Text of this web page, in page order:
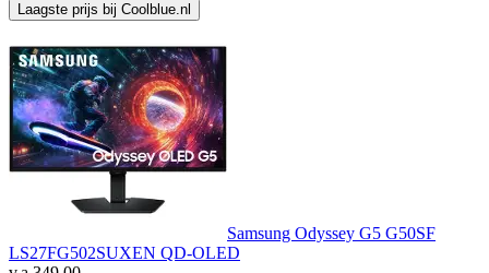
Laagste prijs bij Coolblue.nl
Samsung Odyssey G5 G50SF
LS27FG502SUXEN QD-OLED